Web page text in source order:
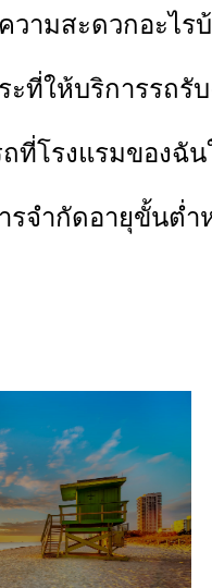
ามสะดวกอะไร
ะที่ให้บริการรถรั
ที่โรงแรมของฉั
รจำกัดอายุขั้นต่ำ